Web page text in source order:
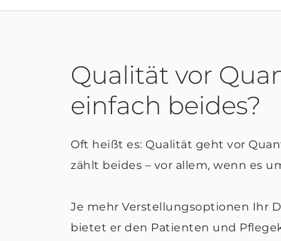
Qualität vor
einfach beides?
Oft heißt es: Qualität geht vor
zählt beides – vor allem, wenn es
Je mehr Verstellungsoptionen Ihr
bietet er den Patienten und